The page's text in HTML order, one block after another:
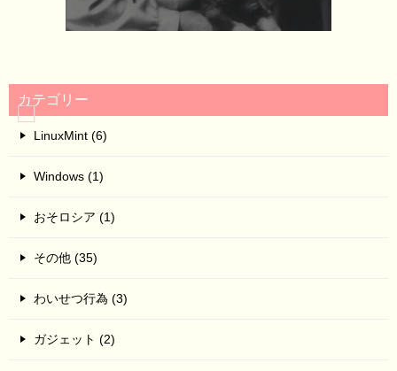
カテゴリー
LinuxMint (6)
Windows (1)
おそロシア (1)
その他 (35)
わいせつ行為 (3)
ガジェット (2)